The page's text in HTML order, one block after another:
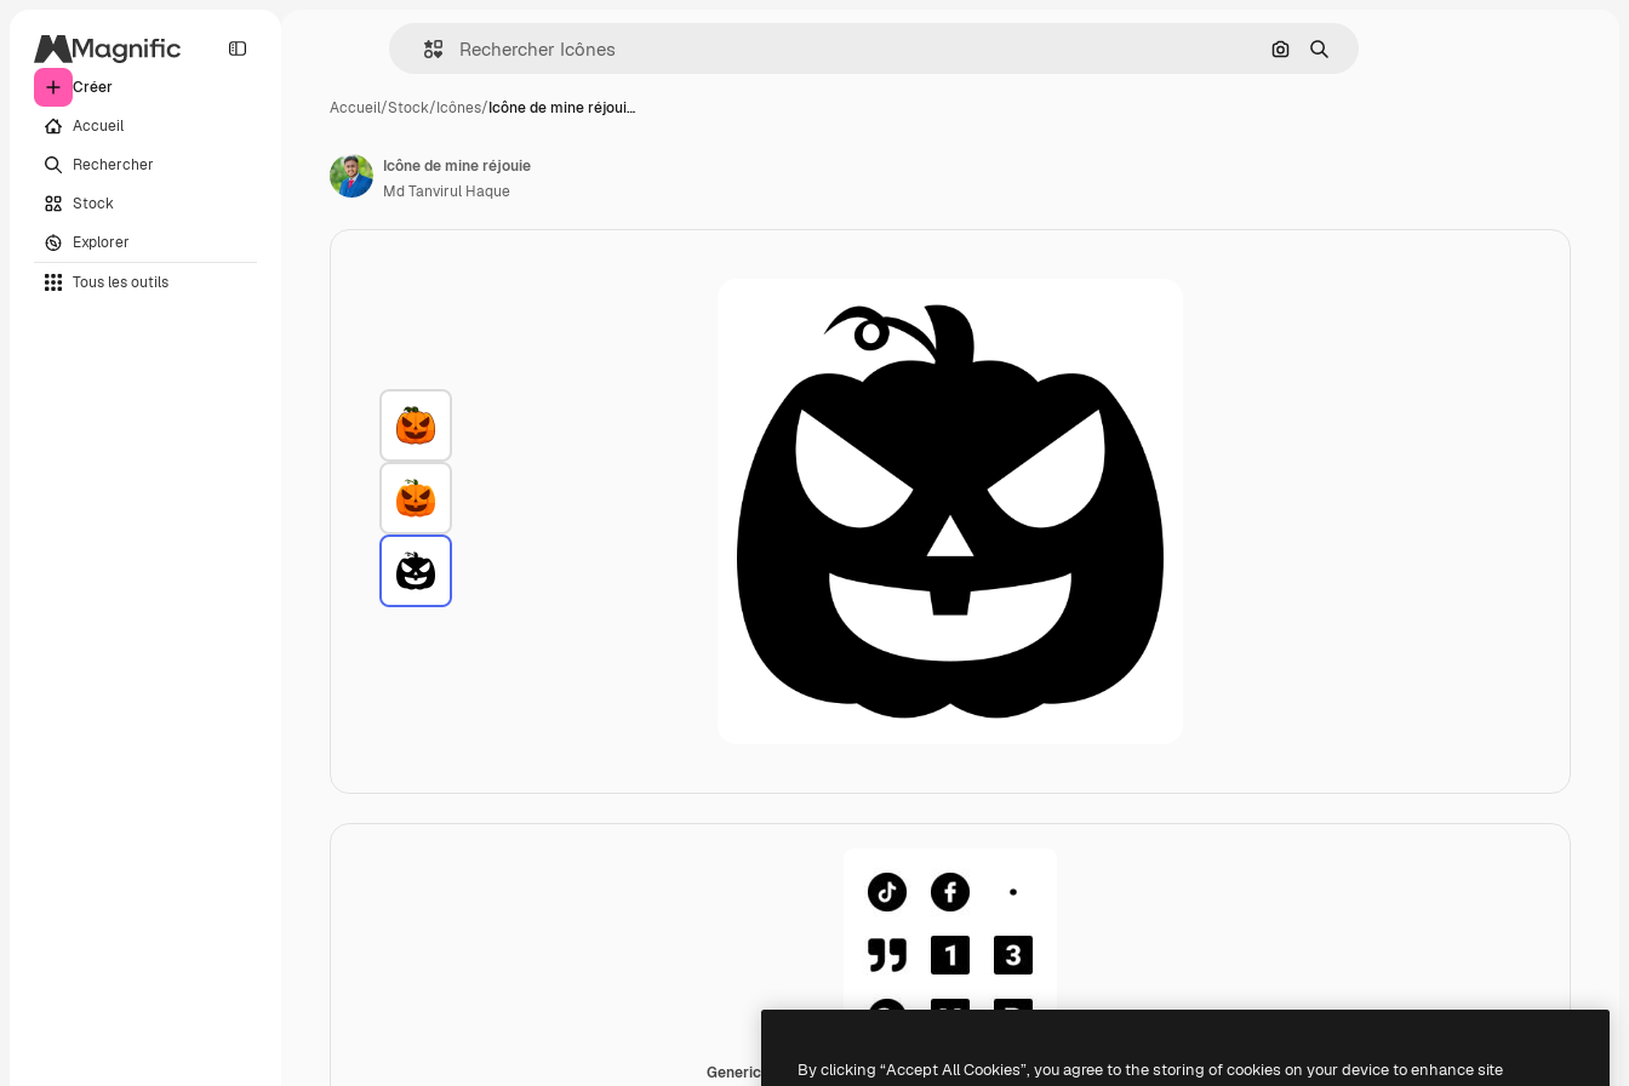
Créer
Accueil
Rechercher
Stock
Explorer
Tous les outils
Rechercher par image
Rechercher
Accueil/Stock/Icônes/Icône de mine réjoui…
Generic Glyph
Icône de mine réjouie
Md Tanvirul Haque
By clicking “Accept All Cookies”, you agree to the storing of cookies on your device to enhance site